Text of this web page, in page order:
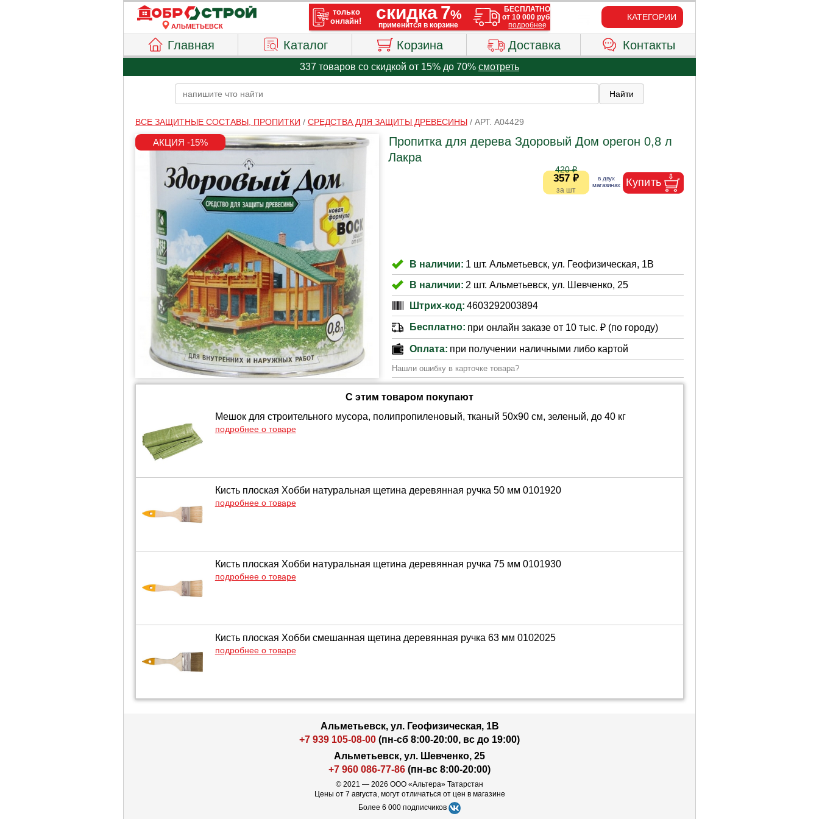
АЛЬМЕТЬЕВСК
КАТЕГОРИИ
Главная Каталог Корзина Доставка Контакты
337 товаров со скидкой от 15% до 70% смотреть
ВСЕ ЗАЩИТНЫЕ СОСТАВЫ, ПРОПИТКИ / СРЕДСТВА ДЛЯ ЗАЩИТЫ ДРЕВЕСИНЫ/ АРТ. A04429
Пропитка для дерева Здоровый Дом орегон 0,8 л
Лакра
357 ₽
420 ₽
В наличии: 1 шт. Альметьевск, ул. Геофизическая, 1В
В наличии: 2 шт. Альметьевск, ул. Шевченко, 25
Штрих-код: 4603292003894
Бесплатно: при онлайн заказе от 10 тыс. ₽ (по городу)
Оплата: при получении наличными либо картой
Нашли ошибку в карточке товара?
С этим товаром покупают
Мешок для строительного мусора, полипропиленовый, тканый 50х90 см, зеленый, до 40 кг
подробнее о товаре
Кисть плоская Хобби натуральная щетина деревянная ручка 50 мм 0101920
подробнее о товаре
Кисть плоская Хобби натуральная щетина деревянная ручка 75 мм 0101930
подробнее о товаре
Кисть плоская Хобби смешанная щетина деревянная ручка 63 мм 0102025
подробнее о товаре
Альметьевск, ул. Геофизическая, 1В
+7 939 105-08-00 (пн-сб 8:00-20:00, вс до 19:00)
Альметьевск, ул. Шевченко, 25
+7 960 086-77-86 (пн-вс 8:00-20:00)
© 2021 — 2026 ООО «Альтера» Татарстан
Цены от 7 августа, могут отличаться от цен в магазине
Более 6 000 подписчиков